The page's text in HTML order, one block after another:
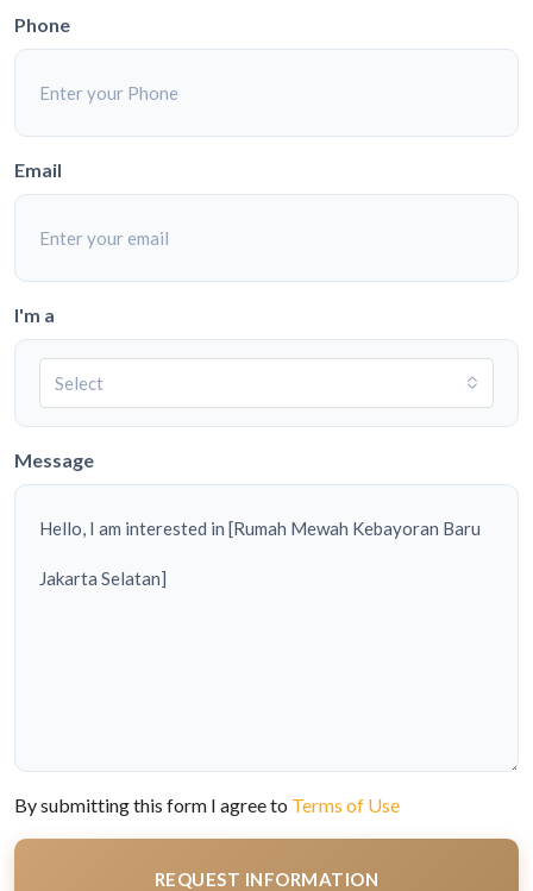
Phone
Email
I'm a
Select
Message
By submitting this form I agree to Terms of Use
REQUEST INFORMATION